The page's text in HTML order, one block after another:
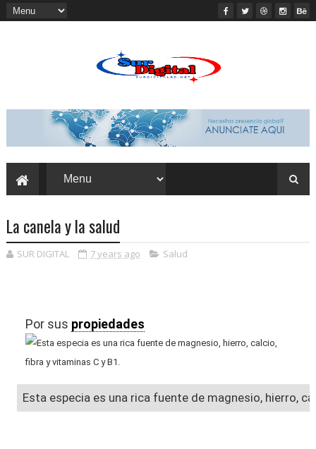
La canela y la salud
SUR DIGITAL 7 years ago Salud
Por sus propiedades
Esta especia es una rica fuente de magnesio, hierro,